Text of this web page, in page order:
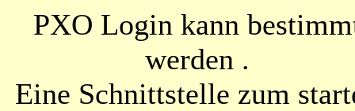
PXO Login kann
werden .
Eine Schnittstelle zum